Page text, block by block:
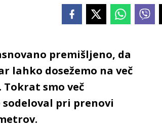
premišljeno, da
lahko dosežemo na več
smo več
pri prenovi